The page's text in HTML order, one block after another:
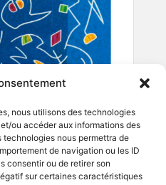
nous utilisons des technologies
ou accéder aux informations des
nous permettra de
de navigation ou les ID
consentir ou de retirer son
sur certaines caractéristiques